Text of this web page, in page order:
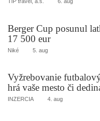
Berger Cup posunul
17 500 eur
Niké 5. aug
Vyžrebovanie
hrá vaše mesto či
INZERCIA 4. aug